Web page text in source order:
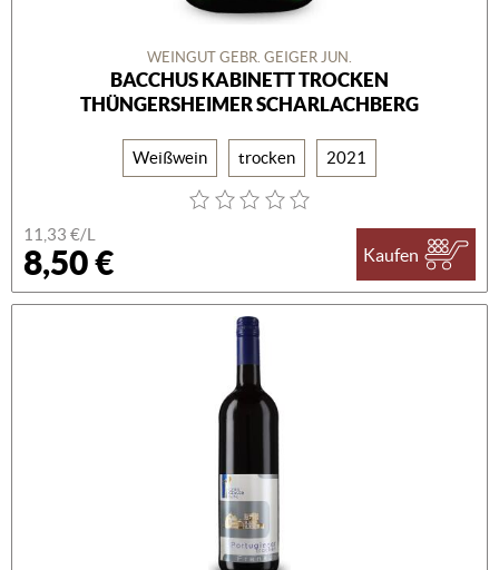
WEINGUT GEBR. GEIGER JUN.
BACCHUS KABINETT TROCKEN
THÜNGERSHEIMER SCHARLACHBERG
Weißwein trocken 2021
11,33 €/L
8,50 € Kaufen